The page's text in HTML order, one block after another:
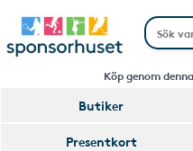
Köp genom
Butiker
Presentkort